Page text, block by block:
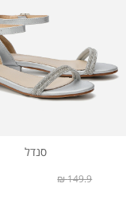
סנדל
149.9 ₪